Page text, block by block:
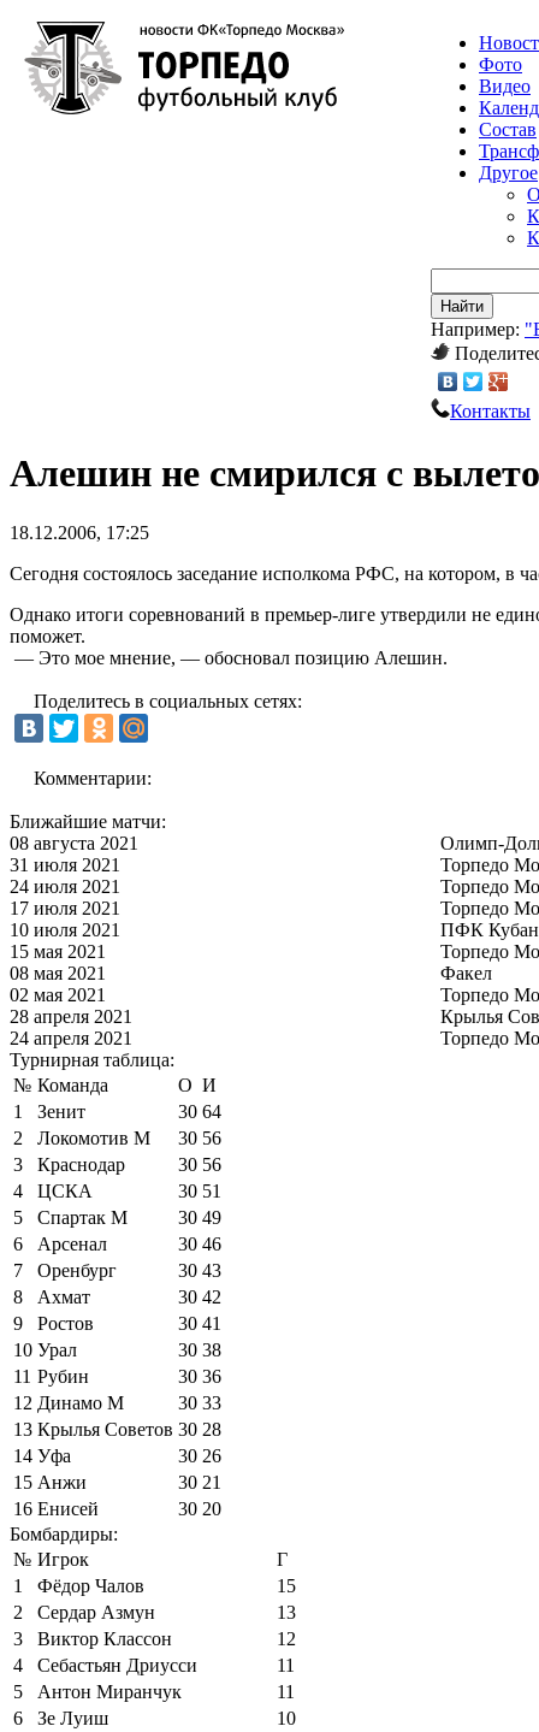
Фото
Видео
Состав
Другое
Найти
Например:
Контакты
Алешин не смирился с
18.12.2006, 17:25
Сегодня состоялось заседание исполкома РФС, на котором, в
Однако итоги соревнований в премьер-лиге утвердили не
поможет.
— Это мое мнение, — обосновал позицию Алешин.
Поделитесь в социальных сетях:
Комментарии:
Ближайшие матчи:
08 августа 2021
Олимп-
31 июля 2021
Торпедо
24 июля 2021
Торпедо
17 июля 2021
Торпедо
10 июля 2021
ПФК
15 мая 2021
Торпедо
08 мая 2021
Факел
02 мая 2021
Торпедо
28 апреля 2021
Крылья
24 апреля 2021
Торпедо
Турнирная таблица:
№ Команда О И
1
Зенит 30 64
2
Локомотив М 30 56
3
Краснодар 30 56
4
ЦСКА 30 51
5
Спартак М 30 49
6
Арсенал 30 46
7
Оренбург 30 43
8
Ахмат 30 42
9
Ростов 30 41
10 Урал 30 38
11 Рубин 30 36
12 Динамо М 30 33
13 Крылья Советов 30 28
14 Уфа 30 26
15 Анжи 30 21
16 Енисей 30 20
Бомбардиры:
№ Игрок
Г
1
Фёдор Чалов
15
2
Сердар Азмун
13
3
Виктор Классон
12
4
Себастьян Дриусси
11
5
Антон Миранчук
11
6
Зе Луиш
10